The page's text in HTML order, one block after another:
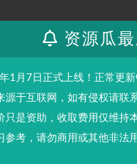
征得本站同意时，禁止复制、盗
资源瓜
1月7日正式上线！正常更
源于互联网，如有侵权请联
只是资助，收取费用仅维持
参考，请勿商用或其他非法